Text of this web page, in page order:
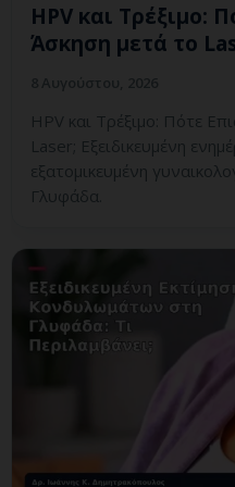
HPV και Τρέξιμο:
Άσκηση μετά το
HPV και Τρέξιμο: Πότε
Laser; Εξειδικευμένη
εξατομικευμένη
Γλυφάδα.